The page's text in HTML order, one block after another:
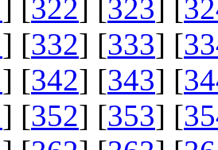
] [322] [323] [
] [332] [333] [
] [342] [343] [
] [352] [353] [